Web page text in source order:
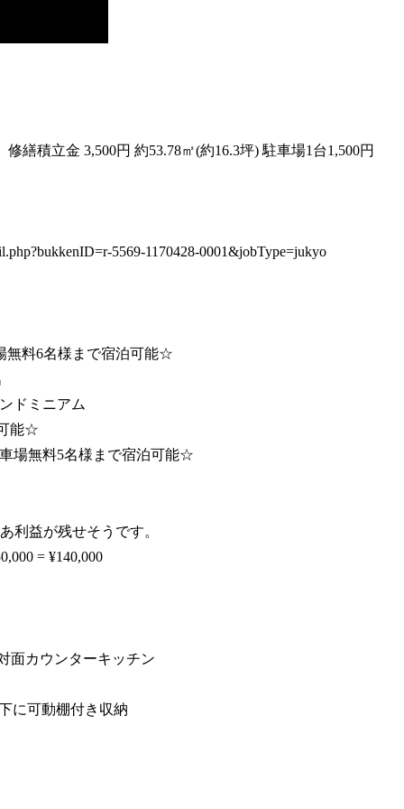
積立金 3,500円 約53.78㎡(約16.3坪) 駐車場1台1,500円
5569-1170428-0001&jobType=jukyo
無料6名様まで宿泊可能☆
ドミニアム
能☆
場無料5名様まで宿泊可能☆
利益が残せそうです。
= ¥140,000
カウンターキッチン
可動棚付き収納